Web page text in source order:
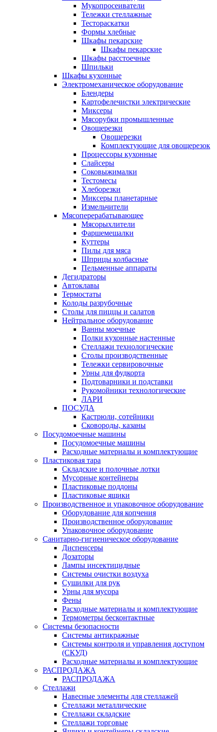
Мукопросеиватели
Тележки стеллажные
Тестораскатки
Формы хлебные
Шкафы пекарские
Шкафы пекарские
Шкафы расстоечные
Шпильки
Шкафы кухонные
Электромеханическое оборудование
Блендеры
Картофелечистки электрические
Миксеры
Мясорубки промышленные
Овощерезки
Овощерезки
Комплектующие для овощерезок
Процессоры кухонные
Слайсеры
Соковыжималки
Тестомесы
Хлеборезки
Миксеры планетарные
Измельчители
Мясоперерабатывающее
Мясорыхлители
Фаршемешалки
Куттеры
Пилы для мяса
Шприцы колбасные
Пельменные аппараты
Дегидраторы
Автоклавы
Термостаты
Колоды разрубочные
Столы для пиццы и салатов
Нейтральное оборудование
Ванны моечные
Полки кухонные настенные
Стеллажи технологические
Столы производственные
Тележки сервировочные
Урны для фудкорта
Подтоварники и подставки
Рукомойники технологические
ЛАРИ
ПОСУДА
Кастрюли, сотейники
Сковороды, казаны
Посудомоечные машины
Посудомоечные машины
Расходные материалы и комплектующие
Пластиковая тара
Складские и полочные лотки
Мусорные контейнеры
Пластиковые поддоны
Пластиковые ящики
Производственное и упаковочное оборудование
Оборудование для копчения
Производственное оборудование
Упаковочное оборудование
Санитарно-гигиеническое оборудование
Диспенсеры
Дозаторы
Лампы инсектицидные
Системы очистки воздуха
Сушилки для рук
Урны для мусора
Фены
Расходные материалы и комплектующие
Термометры бесконтактные
Системы безопасности
Системы антикражные
Системы контроля и управления доступом
(СКУД)
Расходные материалы и комплектующие
РАСПРОДАЖА
РАСПРОДАЖА
Стеллажи
Навесные элементы для стеллажей
Стеллажи металлические
Стеллажи складские
Стеллажи торговые